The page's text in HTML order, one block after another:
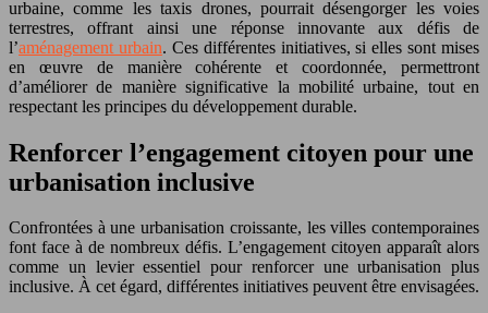
urbaine, comme les taxis drones, pourrait désengorger les voies
terrestres, offrant ainsi une réponse innovante aux défis de
l’aménagement urbain. Ces différentes initiatives, si elles sont mises
en œuvre de manière cohérente et coordonnée, permettront
d’améliorer de manière significative la mobilité urbaine, tout en
respectant les principes du développement durable.
Renforcer l’engagement citoyen pour une
urbanisation inclusive
Confrontées à une urbanisation croissante, les villes contemporaines
font face à de nombreux défis. L’engagement citoyen apparaît alors
comme un levier essentiel pour renforcer une urbanisation plus
inclusive. À cet égard, différentes initiatives peuvent être envisagées.